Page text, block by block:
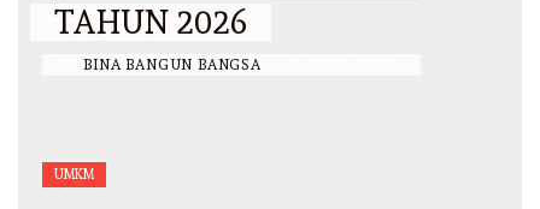
TAHUN 2026
BINA BANGUN BANGSA
UMKM